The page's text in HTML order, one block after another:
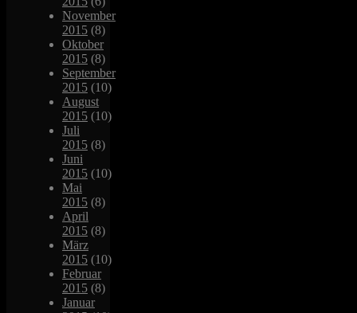
November
2015 (8)
Oktober
2015 (8)
September
2015 (10)
August
2015 (10)
Juli
2015 (8)
Juni
2015 (10)
Mai
2015 (8)
April
2015 (8)
März
2015 (10)
Februar
2015 (8)
Januar